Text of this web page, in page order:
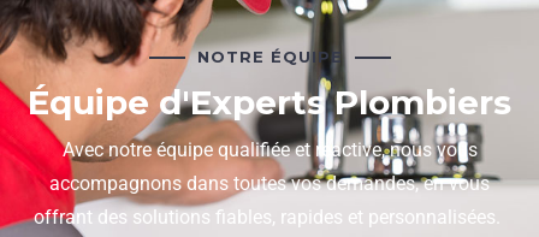
NOTRE ÉQUIPE
Équipe d'Experts Plombiers
Avec notre équipe qualifiée et réactive, nous vous
accompagnons dans toutes vos demandes, en vous
offrant des solutions fiables, rapides et personnalisées.